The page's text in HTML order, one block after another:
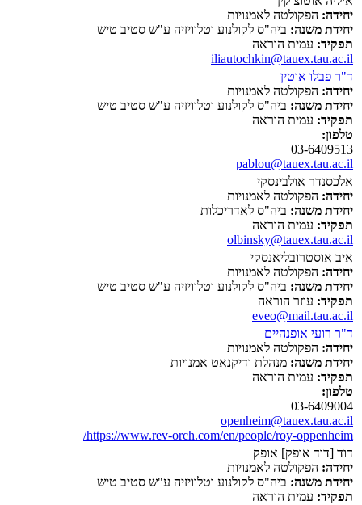
יחידה: הפקולטה לאמנויות
יחידת משנה: ביה"ס לקולנוע וטלוויזיה ע"ש סטיב טיש
תפקיד: עמית הוראה
iliautochkin@tauex.tau.ac.il
ד"ר פבלו אוטין
יחידה: הפקולטה לאמנויות
יחידת משנה: ביה"ס לקולנוע וטלוויזיה ע"ש סטיב טיש
תפקיד: עמית הוראה
טלפון:
03-6409513
pablou@tauex.tau.ac.il
אלכסנדר אולבינסקי
יחידה: הפקולטה לאמנויות
יחידת משנה: ביה"ס לאדריכלות
תפקיד: עמית הוראה
olbinsky@tauex.tau.ac.il
איב אוסטרובליאנסקי
יחידה: הפקולטה לאמנויות
יחידת משנה: ביה"ס לקולנוע וטלוויזיה ע"ש סטיב טיש
תפקיד: עוזר הוראה
eveo@mail.tau.ac.il
ד"ר רועי אופנהיים
יחידה: הפקולטה לאמנויות
יחידת משנה: מנהלת ודיקנאט אמנויות
תפקיד: עמית הוראה
טלפון:
03-6409004
openheim@tauex.tau.ac.il
https://www.rev-orch.com/en/people/roy-oppenheim/
דוד [דוד אופק] אופק
יחידה: הפקולטה לאמנויות
יחידת משנה: ביה"ס לקולנוע וטלוויזיה ע"ש סטיב טיש
תפקיד: עמית הוראה